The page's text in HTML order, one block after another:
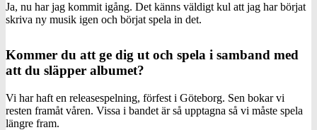
Ja, nu har jag kommit igång. Det känns väldigt kul att jag har börjat
skriva ny musik igen och börjat spela in det.
Kommer du att ge dig ut och spela i samband med
att du släpper albumet?
Vi har haft en releasespelning, förfest i Göteborg. Sen bokar vi
resten framåt våren. Vissa i bandet är så upptagna så vi måste spela
längre fram.